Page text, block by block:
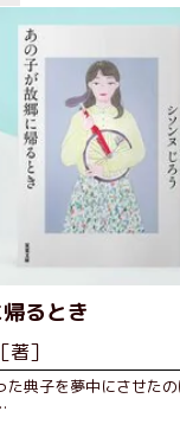
るとき
］
た典子を夢中にさせた